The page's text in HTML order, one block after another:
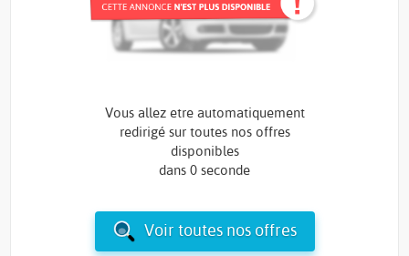
Vous allez etre automatiquement
redirigé sur toutes nos offres
disponibles
dans 0 seconde
Voir toutes nos offres